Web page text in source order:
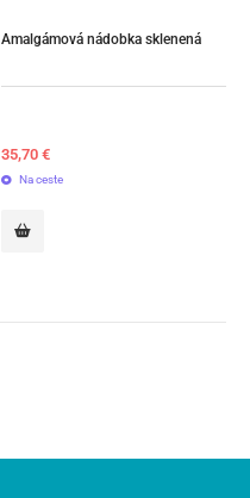
Amalgámová nádobka sklenená
35,70 €
Na ceste